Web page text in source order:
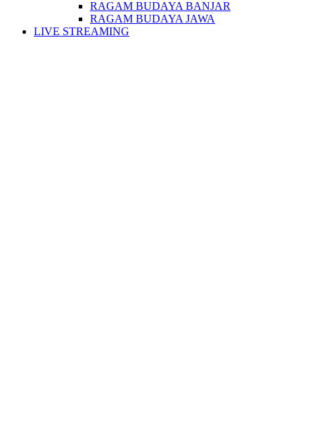
RAGAM BUDAYA BANJAR
RAGAM BUDAYA JAWA
LIVE STREAMING